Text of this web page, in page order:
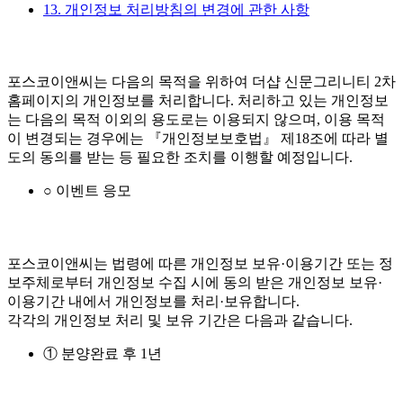
13. 개인정보 처리방침의 변경에 관한 사항
포스코이앤씨는 다음의 목적을 위하여 더샵 신문그리니티 2차
홈페이지의 개인정보를 처리합니다. 처리하고 있는 개인정보
는 다음의 목적 이외의 용도로는 이용되지 않으며, 이용 목적
이 변경되는 경우에는 『개인정보보호법』 제18조에 따라 별
도의 동의를 받는 등 필요한 조치를 이행할 예정입니다.
○ 이벤트 응모
포스코이앤씨는 법령에 따른 개인정보 보유·이용기간 또는 정
보주체로부터 개인정보 수집 시에 동의 받은 개인정보 보유·
이용기간 내에서 개인정보를 처리·보유합니다.
각각의 개인정보 처리 및 보유 기간은 다음과 같습니다.
① 분양완료 후 1년